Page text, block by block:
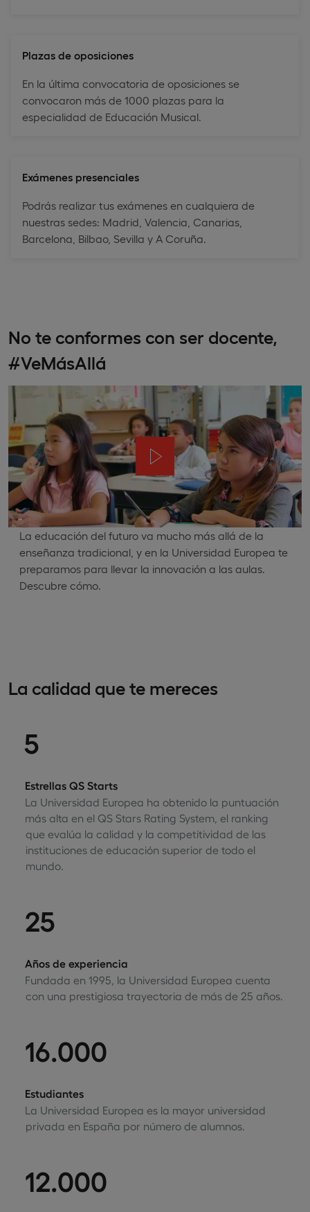
Plazas de oposiciones
En la última convocatoria de oposiciones se
convocaron más de 1000 plazas para la
especialidad de Educación Musical.
Exámenes presenciales
Podrás realizar tus exámenes en cualquiera de
nuestras sedes: Madrid, Valencia, Canarias,
Barcelona, Bilbao, Sevilla y A Coruña.
No te conformes con ser docente,
#VeMásAllá
La educación del futuro va mucho más allá de la
enseñanza tradicional, y en la Universidad Europea te
preparamos para llevar la innovación a las aulas.
Descubre cómo.
La calidad que te mereces
5
Estrellas QS Starts
La Universidad Europea ha obtenido la puntuación
más alta en el QS Stars Rating System, el ranking
que evalúa la calidad y la competitividad de las
instituciones de educación superior de todo el
mundo.
25
Años de experiencia
Fundada en 1995, la Universidad Europea cuenta
con una prestigiosa trayectoria de más de 25 años.
16.000
Estudiantes
La Universidad Europea es la mayor universidad
privada en España por número de alumnos.
12.000